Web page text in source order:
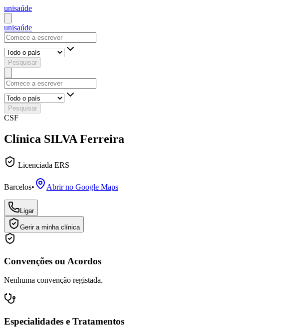
unisaúde
unisaúde
Pesquisar
Pesquisar
CSF
Clínica SILVA Ferreira
Licenciada ERS
Barcelos• Abrir no Google Maps
Ligar
Gerir a minha clínica
Convenções ou Acordos
Nenhuma convenção registada.
Especialidades e Tratamentos